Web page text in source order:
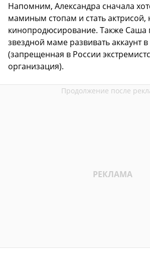
Напомним, Александра сначала
маминым стопам и стать
кинопродюсирование. Также Саша
звездной маме развивать аккаунт
(запрещенная в России
организация).